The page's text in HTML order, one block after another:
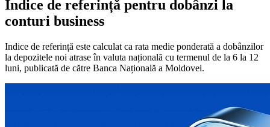
Indice de referință pentru dobânzi la
conturi business
Indice de referință este calculat ca rata medie ponderată a dobânzilor
la depozitele noi atrase în valuta națională cu termenul de la 6 la 12
luni, publicată de către Banca Națională a Moldovei.